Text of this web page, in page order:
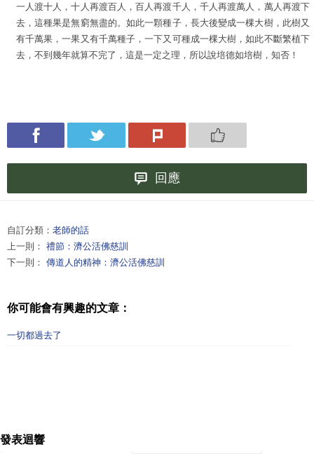
一人渡十人，十人再渡百人，百人再渡千人，千人再渡萬人，萬人再渡下
去，這種果是無窮無盡的。如此一顆種子，長大後變成一棵大樹，此樹又
有千萬果，一果又有千萬種子，一下又可種成一棵大樹，如此不斷繁植下
去，不到幾年就算不完了，這是一定之理，所以說培德如培樹，知否！
回應
自訂分類： 老師的話
上一則： 禮節：濟公活佛慈訓
下一則： 傳道人的精神：濟公活佛慈訓
你可能會有興趣的文章：
一切都過去了
發表迴響